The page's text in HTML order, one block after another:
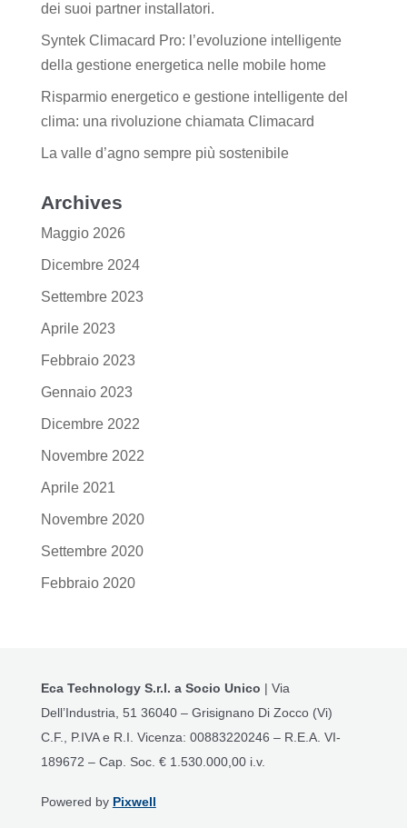
dei suoi partner installatori.
Syntek Climacard Pro: l’evoluzione intelligente
della gestione energetica nelle mobile home
Risparmio energetico e gestione intelligente del
clima: una rivoluzione chiamata Climacard
La valle d’agno sempre più sostenibile
Archives
Maggio 2026
Dicembre 2024
Settembre 2023
Aprile 2023
Febbraio 2023
Gennaio 2023
Dicembre 2022
Novembre 2022
Aprile 2021
Novembre 2020
Settembre 2020
Febbraio 2020
Eca Technology S.r.l. a Socio Unico | Via
Dell’Industria, 51 36040 – Grisignano Di Zocco (Vi)
C.F., P.IVA e R.I. Vicenza: 00883220246 – R.E.A. VI-
189672 – Cap. Soc. € 1.530.000,00 i.v.
Powered by Pixwell